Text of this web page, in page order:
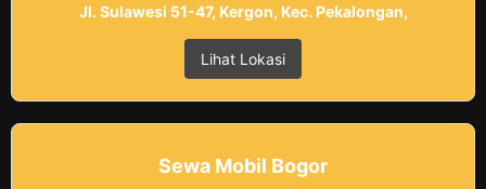
Jl. Sulawesi 51-47, Kergon, Kec. Pekalongan,
Lihat Lokasi
Sewa Mobil Bogor